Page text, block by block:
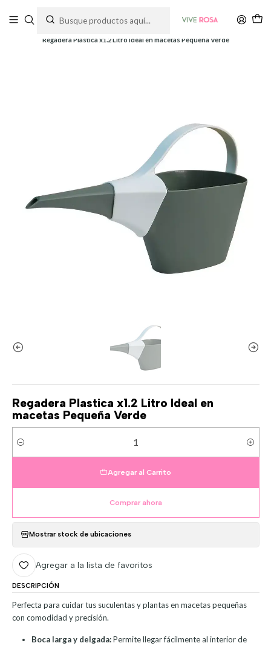
Regadera Plastica x1.2 Litro Ideal en macetas Pequeña Verde
Regadera Plastica x1.2 Litro Ideal en
macetas Pequeña Verde
Cantidad
Agregar al Carrito
Comprar ahora
Mostrar stock de ubicaciones
Agregar a la lista de favoritos
DESCRIPCIÓN
Perfecta para cuidar tus suculentas y plantas en macetas pequeñas
con comodidad y precisión.
Boca larga y delgada:Permite llegar fácilmente al interior de